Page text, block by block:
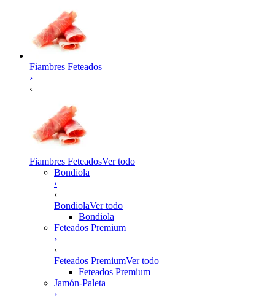
Fiambres Feteados
›
‹
Fiambres FeteadosVer todo
Bondiola
›
‹
BondiolaVer todo
Bondiola
Feteados Premium
›
‹
Feteados PremiumVer todo
Feteados Premium
Jamón-Paleta
›